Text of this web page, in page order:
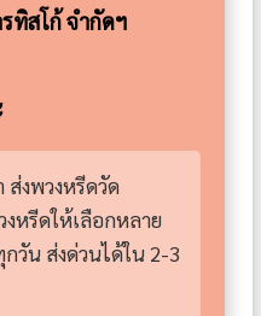
ทิสโก้ จำกัดฯ
ส่งพวงหรีดวัด
หรีดให้เลือกหลาย
วัน ส่งด่วนได้ใน 2-3